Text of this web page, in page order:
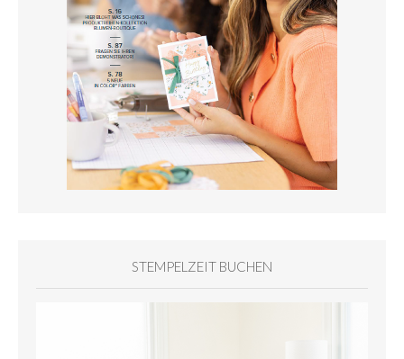
STEMPELZEIT BUCHEN